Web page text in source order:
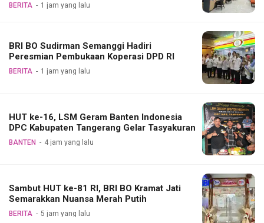
BERITA 1 jam yang lalu
BRI BO Sudirman Semanggi Hadiri
Peresmian Pembukaan Koperasi DPD RI
BERITA 1 jam yang lalu
HUT ke-16, LSM Geram Banten Indonesia
DPC Kabupaten Tangerang Gelar Tasyakuran
BANTEN 4 jam yang lalu
Sambut HUT ke-81 RI, BRI BO Kramat Jati
Semarakkan Nuansa Merah Putih
BERITA 5 jam yang lalu